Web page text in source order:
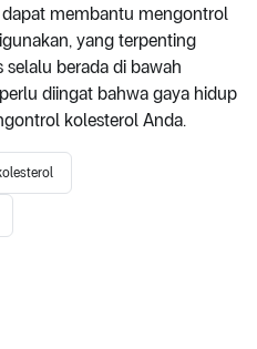
membantu mengontrol
yang terpenting
berada di bawah
diingat bahwa gaya hidup
kolesterol Anda.